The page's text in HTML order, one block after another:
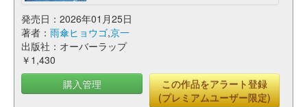
発売日：2026年01月25日
著者： 雨傘ヒョウゴ,京一
出版社：オーバーラップ
￥1,430
購入管理
この作品をアラート登録
(プレミアムユーザー限定)